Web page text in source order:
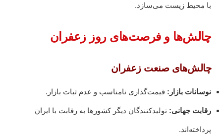
با محیط زیست می‌سازد.
چالش‌ها و فرصت‌های روز زعفران
چالش‌های صنعت زعفران
نوسانات بازار: قیمت‌گذاری نامناسب و عدم ثبات بازار.
رقابت جهانی: تولیدکنندگان دیگر کشورها به رقابت با ایران
پرداخته‌اند.